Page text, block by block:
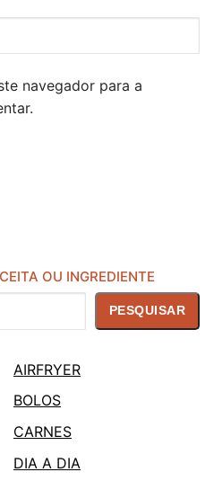
navegador para a
OU INGREDIENTE
PESQUISAR
AIRFRYER
BOLOS
CARNES
DIA A DIA